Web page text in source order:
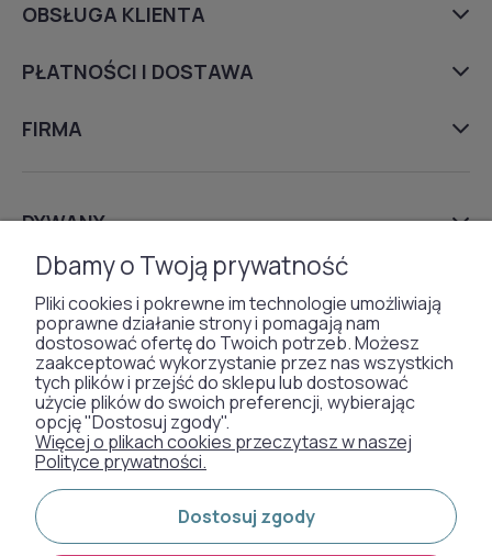
OBSŁUGA KLIENTA
PŁATNOŚCI I DOSTAWA
FIRMA
DYWANY
TAPETY
SZTUCZNA TRAWA
WYKŁADZINY DYWANOWE
Otrzymaliśmy
odznakę od naszych
klientów:
Dbamy o Twoją prywatność
Pliki cookies i pokrewne im technologie umożliwiają
poprawne działanie strony i pomagają nam
dostosować ofertę do Twoich potrzeb. Możesz
zaakceptować wykorzystanie przez nas wszystkich
tych plików i przejść do sklepu lub dostosować
użycie plików do swoich preferencji, wybierając
opcję "Dostosuj zgody".
Więcej o plikach cookies przeczytasz w naszej
Polityce prywatności.
Dostosuj zgody